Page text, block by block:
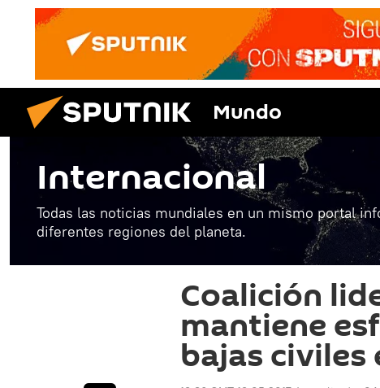
Mundo
Internacional
Todas las noticias mundiales en un mismo portal
diferentes regiones del planeta.
Coalición
mantiene
bajas civiles